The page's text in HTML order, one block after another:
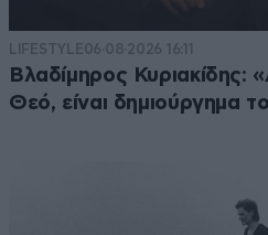
LIFESTYLE06·08·2026 16:11
Βλαδίμηρος Κυριακίδης:
Θεό, είναι δημιούργημα